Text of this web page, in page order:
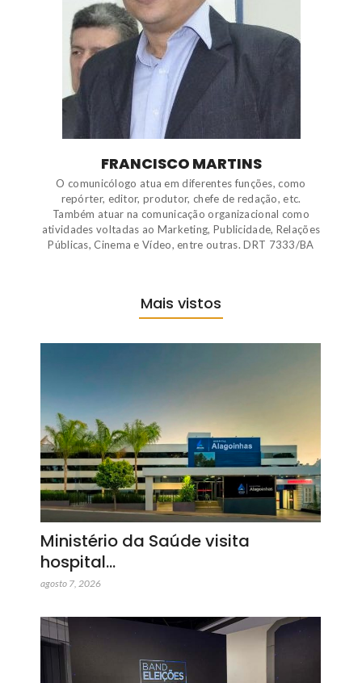
FRANCISCO MARTINS
O comunicólogo atua em diferentes funções, como
repórter, editor, produtor, chefe de redação, etc.
Também atuar na comunicação organizacional como
atividades voltadas ao Marketing, Publicidade, Relações
Públicas, Cinema e Vídeo, entre outras. DRT 7333/BA
Mais vistos
Ministério da Saúde visita
hospital…
agosto 7, 2026